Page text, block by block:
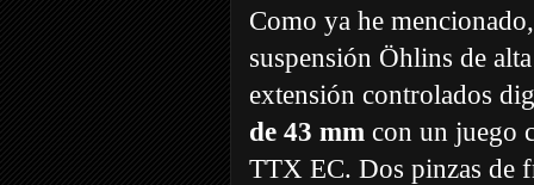
Como ya he
suspensión Öhlins de
extensión controlados
de 43 mm con un juego
TTX EC. Dos pinzas de